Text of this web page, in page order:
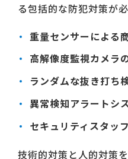
る包括的な防犯対策が
重量センサーによる
高解像度監視カメラ
ランダムな抜き打ち
異常検知アラートシ
セキュリティスタッ
技術的対策と人的対策